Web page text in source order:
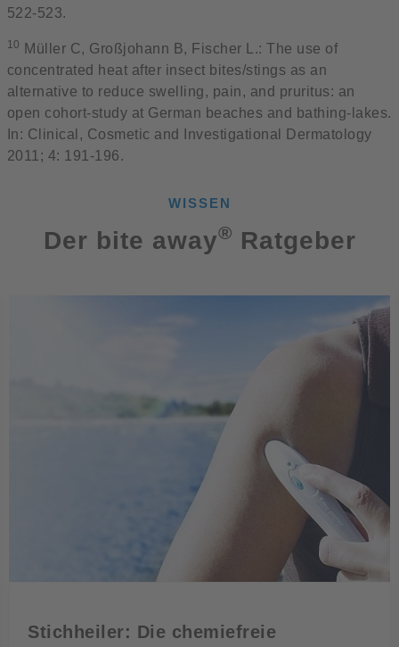
522-523.
10
Müller C, Großjohann B, Fischer L.: The use of
concentrated heat after insect bites/stings as an
alternative to reduce swelling, pain, and pruritus: an
open cohort-study at German beaches and bathing-lakes.
In: Clinical, Cosmetic and Investigational Dermatology
2011; 4: 191-196.
WISSEN
Der bite away® Ratgeber
Stichheiler: Die chemiefreie